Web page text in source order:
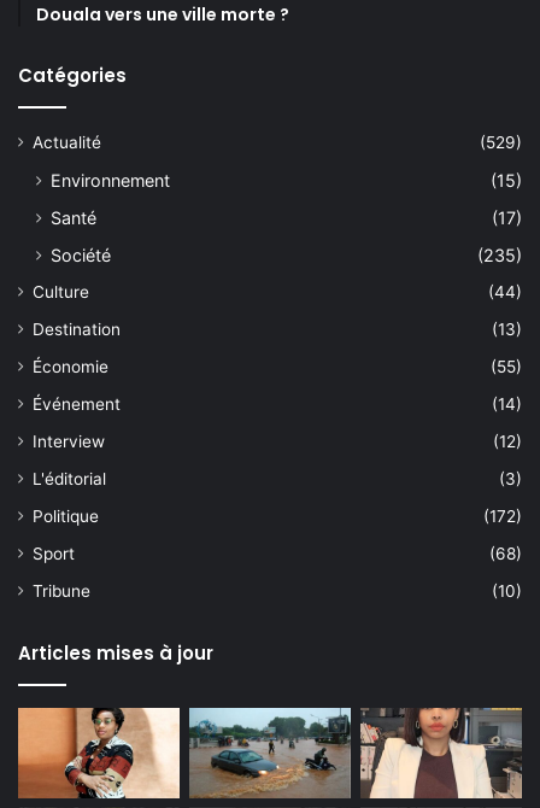
Douala vers une ville morte ?
Catégories
Actualité (529)
Environnement
(15)
Santé
(17)
Société
(235)
Culture
(44)
Destination
(13)
Économie
(55)
Événement
(14)
Interview
(12)
L'éditorial
(3)
Politique
(172)
Sport
(68)
Tribune
(10)
Articles mises à jour